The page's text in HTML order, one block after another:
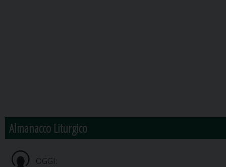
Almanacco Liturgico
OGGI: